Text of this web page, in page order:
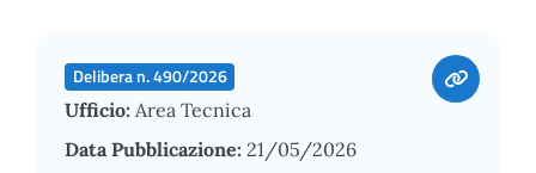
Delibera n. 490/2026
Ufficio: Area Tecnica
Data Pubblicazione: 21/05/2026